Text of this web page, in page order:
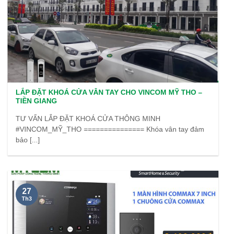
LẮP ĐẶT KHOÁ CỬA VÂN TAY CHO VINCOM MỸ THO –
TIỀN GIANG
TƯ VẤN LẮP ĐẶT KHOÁ CỬA THÔNG MINH
#VINCOM_MỸ_THO =============== Khóa vân tay đảm
bảo [...]
27
Th3